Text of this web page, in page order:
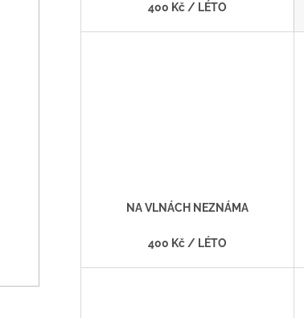
400 Kč/ LÉTO
NA VLNÁCH NEZNÁMA
400 Kč / LÉTO